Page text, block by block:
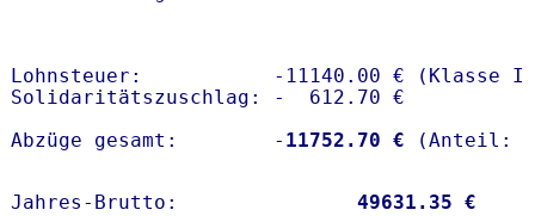
Lohnsteuer:           -11140.00 € (Klasse I)
Solidaritätszuschlag: -  612.70 €
Abzüge gesamt:        - 11752.70 €
Jahres-Brutto: 49631.35 €